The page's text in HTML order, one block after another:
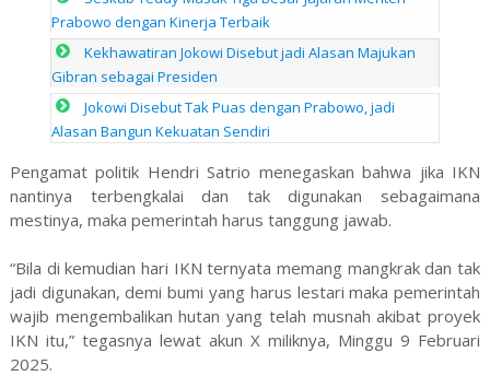
Prabowo dengan Kinerja Terbaik
Kekhawatiran Jokowi Disebut jadi Alasan Majukan
Gibran sebagai Presiden
Jokowi Disebut Tak Puas dengan Prabowo, jadi
Alasan Bangun Kekuatan Sendiri
Pengamat politik Hendri Satrio menegaskan bahwa jika IKN
nantinya terbengkalai dan tak digunakan sebagaimana
mestinya, maka pemerintah harus tanggung jawab.
“Bila di kemudian hari IKN ternyata memang mangkrak dan tak
jadi digunakan, demi bumi yang harus lestari maka pemerintah
wajib mengembalikan hutan yang telah musnah akibat proyek
IKN itu,” tegasnya lewat akun X miliknya, Minggu 9 Februari
2025.